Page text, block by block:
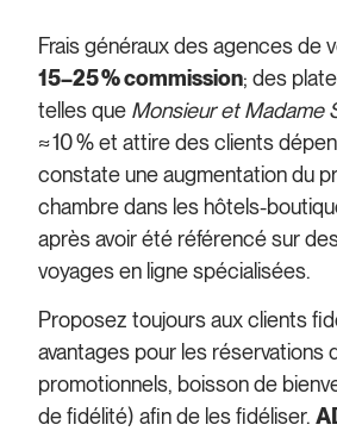
Frais généraux des agences de
15–25 % commission; des
telles que Monsieur et Madame
≈ 10 % et attire des clients
constate une augmentation du
chambre dans les hôtels-
après avoir été référencé sur
voyages en ligne spécialisées.
Proposez toujours aux clients
avantages pour les
promotionnels, boisson de
de fidélité) afin de les fidéliser.